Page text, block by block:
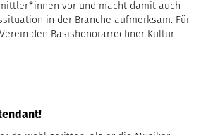
vor und macht damit auch
in der Branche aufmerksam. Für
den Basishonorarrechner Kultur